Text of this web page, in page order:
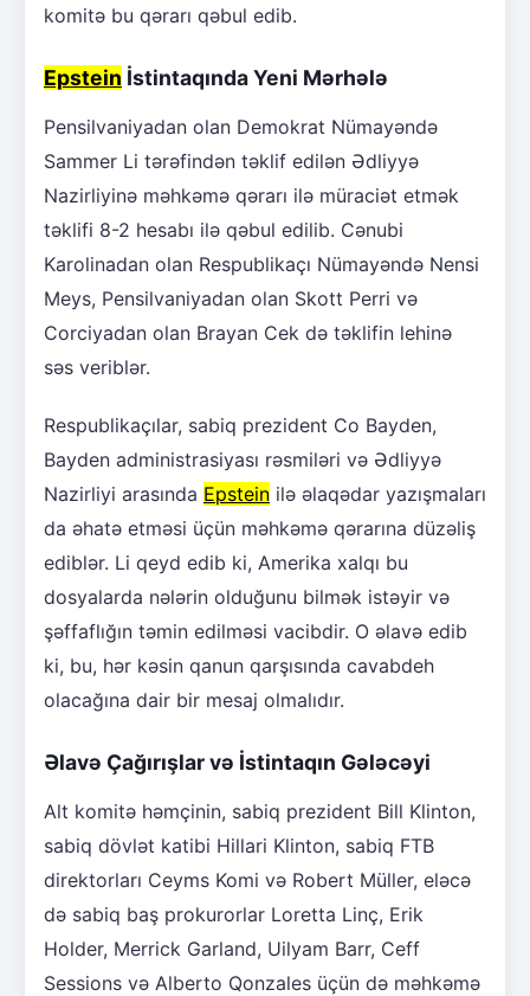
komitə bu qərarı qəbul edib.
Epstein İstintaqında Yeni Mərhələ
Pensilvaniyadan olan Demokrat Nümayəndə
Sammer Li tərəfindən təklif edilən Ədliyyə
Nazirliyinə məhkəmə qərarı ilə müraciət etmək
təklifi 8-2 hesabı ilə qəbul edilib. Cənubi
Karolinadan olan Respublikaçı Nümayəndə Nensi
Meys, Pensilvaniyadan olan Skott Perri və
Corciyadan olan Brayan Cek də təklifin lehinə
səs veriblər.
Respublikaçılar, sabiq prezident Co Bayden,
Bayden administrasiyası rəsmiləri və Ədliyyə
Nazirliyi arasında Epstein ilə əlaqədar yazışmaları
da əhatə etməsi üçün məhkəmə qərarına düzəliş
ediblər. Li qeyd edib ki, Amerika xalqı bu
dosyalarda nələrin olduğunu bilmək istəyir və
şəffaflığın təmin edilməsi vacibdir. O əlavə edib
ki, bu, hər kəsin qanun qarşısında cavabdeh
olacağına dair bir mesaj olmalıdır.
Əlavə Çağırışlar və İstintaqın Gələcəyi
Alt komitə həmçinin, sabiq prezident Bill Klinton,
sabiq dövlət katibi Hillari Klinton, sabiq FTB
direktorları Ceyms Komi və Robert Müller, eləcə
də sabiq baş prokurorlar Loretta Linç, Erik
Holder, Merrick Garland, Uilyam Barr, Ceff
Sessions və Alberto Qonzales üçün də məhkəmə